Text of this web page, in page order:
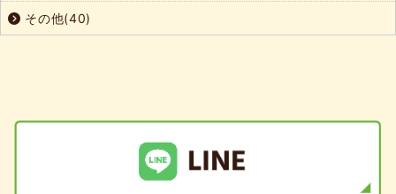
その他(40)